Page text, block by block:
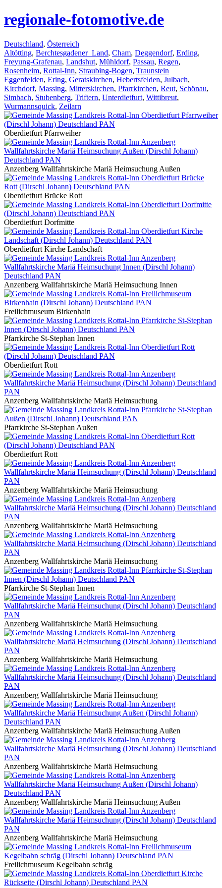
regionale-fotomotive.de
Deutschland, Österreich
Altötting, Berchtesgadener_Land, Cham, Deggendorf, Erding,
Freyung-Grafenau, Landshut, Mühldorf, Passau, Regen,
Rosenheim, Rottal-Inn, Straubing-Bogen, Traunstein
Eggenfelden, Ering, Geratskirchen, Hebertsfelden, Julbach,
Kirchdorf, Massing, Mitterskirchen, Pfarrkirchen, Reut, Schönau,
Simbach, Stubenberg, Triftern, Unterdietfurt, Wittibreut,
Wurmannsquick, Zeilarn
Oberdietfurt Pfarrweiher
Anzenberg Wallfahrtskirche Mariä Heimsuchung Außen
Oberdietfurt Brücke Rott
Oberdietfurt Dorfmitte
Oberdietfurt Kirche Landschaft
Anzenberg Wallfahrtskirche Mariä Heimsuchung Innen
Freilichmuseum Birkenhain
Pfarrkirche St-Stephan Innen
Oberdietfurt Rott
Anzenberg Wallfahrtskirche Mariä Heimsuchung
Pfarrkirche St-Stephan Außen
Oberdietfurt Rott
Anzenberg Wallfahrtskirche Mariä Heimsuchung
Anzenberg Wallfahrtskirche Mariä Heimsuchung
Anzenberg Wallfahrtskirche Mariä Heimsuchung
Pfarrkirche St-Stephan Innen
Anzenberg Wallfahrtskirche Mariä Heimsuchung
Anzenberg Wallfahrtskirche Mariä Heimsuchung
Anzenberg Wallfahrtskirche Mariä Heimsuchung
Anzenberg Wallfahrtskirche Mariä Heimsuchung Außen
Anzenberg Wallfahrtskirche Mariä Heimsuchung
Anzenberg Wallfahrtskirche Mariä Heimsuchung Außen
Anzenberg Wallfahrtskirche Mariä Heimsuchung
Freilichmuseum Kegelbahn schräg